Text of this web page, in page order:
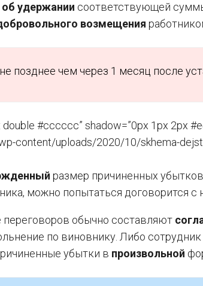
об удержании соответствующей
возмещения
позднее чем через 1 месяц после
#cccccc” shadow=”0px 1px 2px
content/uploads/2020/10/skhema-
размер причиненных убытков
можно попытаться договорится с
переговоров обычно составляют
по виновнику. Либо
убытки в произвольной